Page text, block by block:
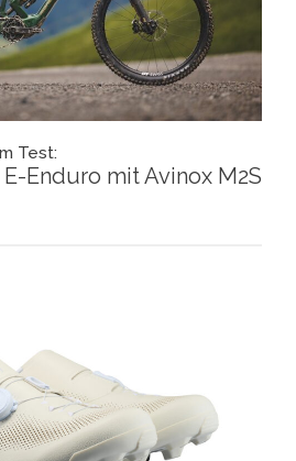
Test:
Enduro mit Avinox M2S